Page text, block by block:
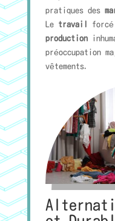
pratiques des
Le travail
production
préoccupation
vêtements.